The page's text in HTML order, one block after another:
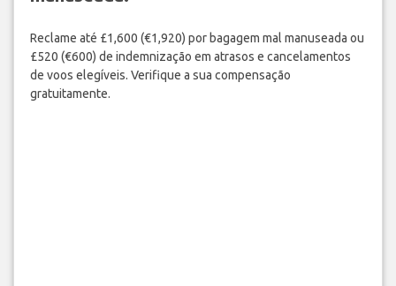
Reclame até £1,600 (€1,920) por bagagem mal manuseada ou
£520 (€600) de indemnização em atrasos e cancelamentos
de voos elegíveis. Verifique a sua compensação
gratuitamente.